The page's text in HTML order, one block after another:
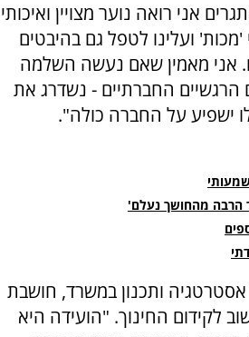
אני רואה נוער מצויין ואיכותי
'מכות' ועלינו לטפל גם בהיבטים
אני מאמין שאם נעשה השלמה
הרגשיים החברתיים - נשדרג את
ישפיע על החברה כולה".
הרבה מהחושך נעלם'
אסטרטגיה ותכנון במשרד, חושבת
לקידום החינוך. "הועידה היא